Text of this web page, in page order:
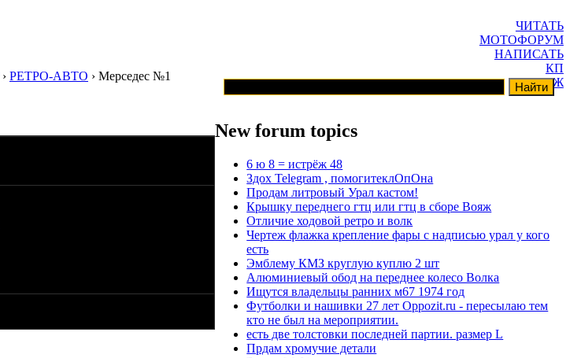
ЧИТАТЬ
МОТОФОРУМ
НАПИСАТЬ
КП
ГАРАЖ
› РЕТРО-АВТО › Мерседес №1
New forum topics
6 ю 8 = истрёж 48
Здох Telegram , помогитеклОпОна
Продам литровый Урал кастом!
Крышку переднего гтц или гтц в сборе Вояж
Отличие ходовой ретро и волк
Чертеж флажка крепление фары с надписью урал у кого
есть
Эмблему КМЗ круглую куплю 2 шт
Алюминиевый обод на переднее колесо Волка
Ищутся владельцы ранних м67 1974 год
Футболки и нашивки 27 лет Oppozit.ru - пересылаю тем
кто не был на мероприятии.
есть две толстовки последней партии. размер L
Прдам хромучие детали